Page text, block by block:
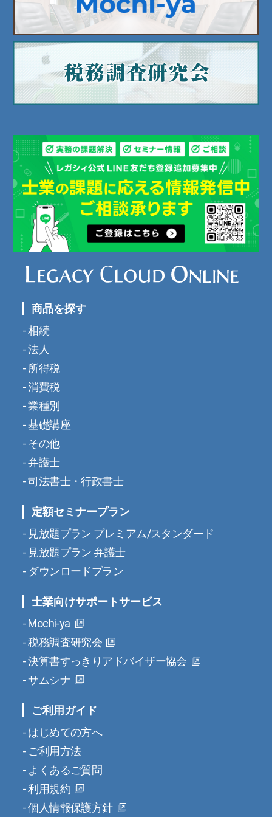
商品を探す
相続
法人
所得税
消費税
業種別
基礎講座
その他
弁護士
司法書士・行政書士
定額セミナープラン
見放題プラン プレミアム/スタンダード
見放題プラン 弁護士
ダウンロードプラン
士業向けサポートサービス
Mochi-ya
税務調査研究会
決算書すっきりアドバイザー協会
サムシナ
ご利用ガイド
はじめての方へ
ご利用方法
よくあるご質問
利用規約
個人情報保護方針